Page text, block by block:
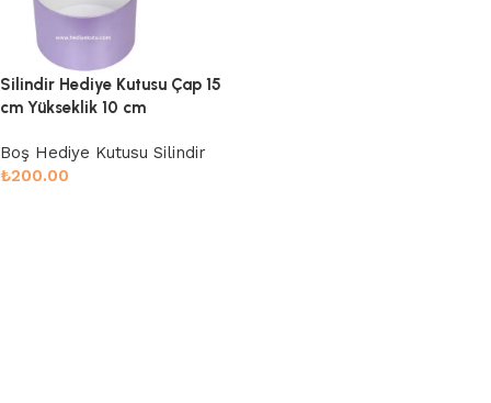
Silindir Hediye Kutusu Çap 15
cm Yükseklik 10 cm
Boş Hediye Kutusu Silindir
₺200.00